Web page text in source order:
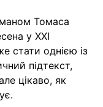
Томаса
у XXI
стати однією із
підтекст,
цікаво, як